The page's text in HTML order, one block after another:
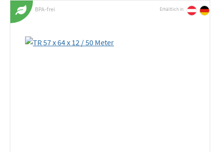
BPA-frei Erhältlich in: